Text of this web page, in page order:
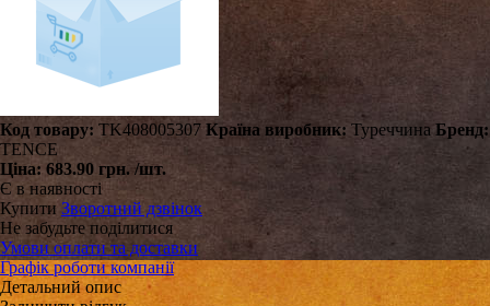
Код товару: TK408005307 Країна виробник: Туреччина Бренд:
TENCE
Ціна: 683.90 грн. /шт.
Є в наявності
Купити Зворотний дзвінок
Не забудьте поділитися
Умови оплати та доставки
Графік роботи компанії
Детальний опис